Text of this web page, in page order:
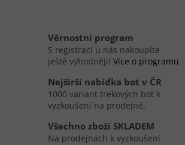
Věrnostní program
S registrací u nás nakoupíte
ještě výhodněji! Více o programu
Nejširší nabídka bot v ČR
1000 variant trekových bot k
vyzkoušení na prodejně.
Všechno zboží SKLADEM
Na prodejnách k vyzkoušení